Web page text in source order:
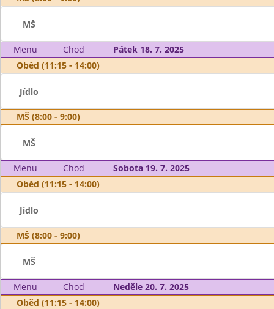
MŠ
Menu Chod
Pátek 18. 7. 2025
Oběd (11:15 - 14:00)
Jídlo
MŠ (8:00 - 9:00)
MŠ
Menu Chod
Sobota 19. 7. 2025
Oběd (11:15 - 14:00)
Jídlo
MŠ (8:00 - 9:00)
MŠ
Menu Chod
Neděle 20. 7. 2025
Oběd (11:15 - 14:00)